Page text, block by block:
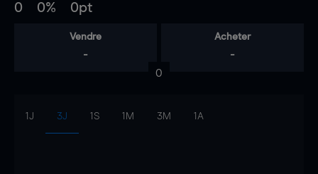
0 0% 0pt
Vendre
-
Acheter
-
0
1J 3J 1S 1M 3M 1A